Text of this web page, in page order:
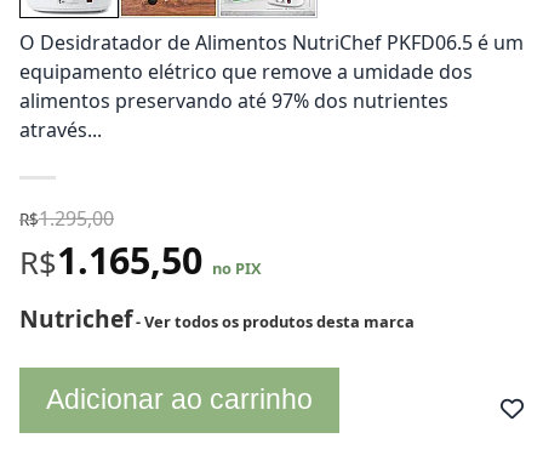
O Desidratador de Alimentos NutriChef PKFD06.5 é um
equipamento elétrico que remove a umidade dos
alimentos preservando até 97% dos nutrientes
através...
R$1.295,00
R$1.165,50 no PIX
Nutrichef- Ver todos os produtos desta marca
Adicionar ao carrinho